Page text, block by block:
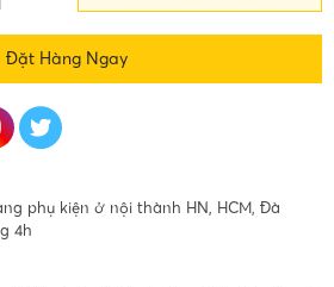
Đặt Hàng Ngay
phụ kiện ở nội thành HN, HCM, Đà
4h